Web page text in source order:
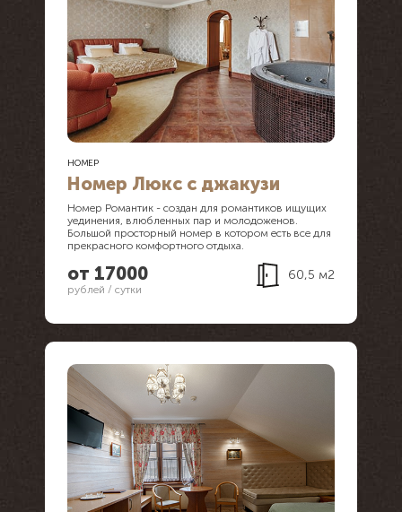
НОМЕР
Номер Люкс с джакузи
Номер Романтик - создан для романтиков ищущих
уединения, влюбленных пар и молодоженов.
Большой просторный номер в котором есть все для
прекрасного комфортного отдыха.
от 17000
рублей / сутки
60,5 м2